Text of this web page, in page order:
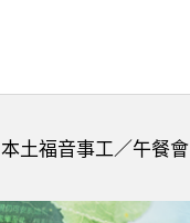
本土福音事工／午餐會